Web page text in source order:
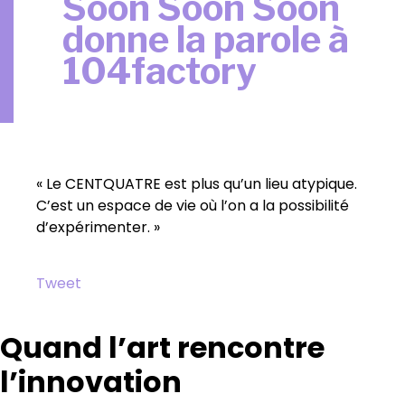
donne la parole à
104factory
« Le CENTQUATRE est plus qu’un lieu atypique.
C’est un espace de vie où l’on a la possibilité
d’expérimenter. »
Tweet
Quand l’art rencontre
l’innovation